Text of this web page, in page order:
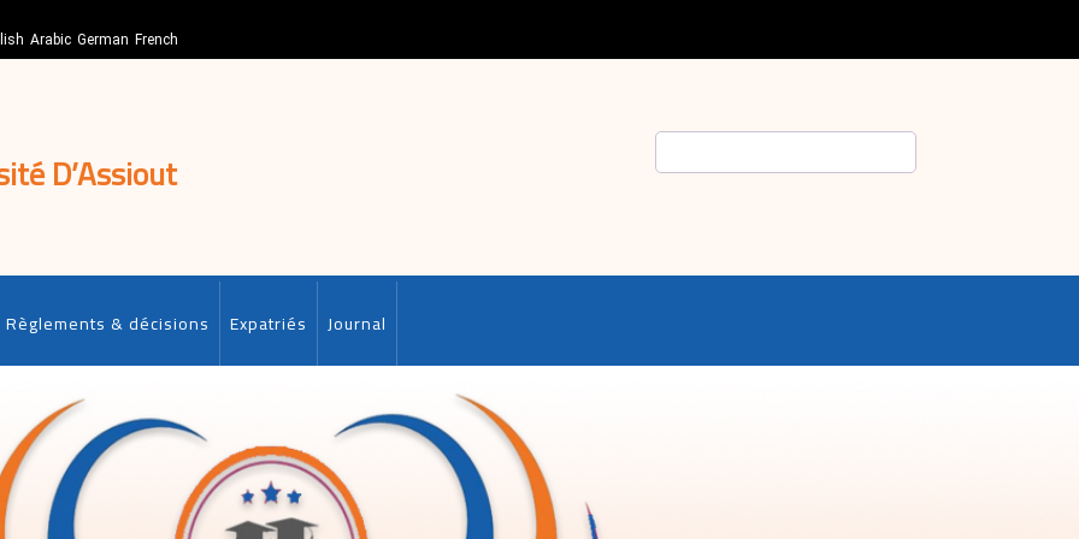
Arabic German French
D’Assiout
Règlements & décisions Expatriés Journal